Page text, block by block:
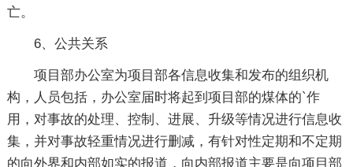
亡。
6、公共关系
项目部办公室为项目部各信息收集和发布的组织机
构，人员包括，办公室届时将起到项目部的煤体的`作
用，对事故的处理、控制、进展、升级等情况进行信息收
集，并对事故轻重情况进行删减，有针对性定期和不定期
的向外界和内部如实的报道，向内部报道主要是向项目部